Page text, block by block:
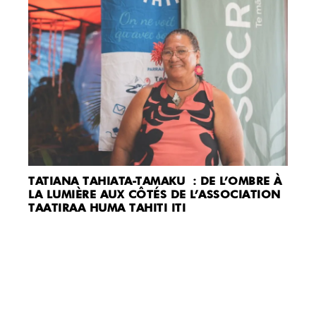
TATIANA TAHIATA-TAMAKU : DE L’OMBRE À
LA LUMIÈRE AUX CÔTÉS DE L’ASSOCIATION
TAATIRAA HUMA TAHITI ITI